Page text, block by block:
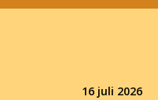
16 juli 2026